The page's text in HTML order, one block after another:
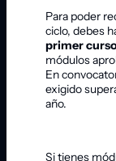
Para poder
ciclo, debes
primer
módulos
En
exigido
año.
Si tienes